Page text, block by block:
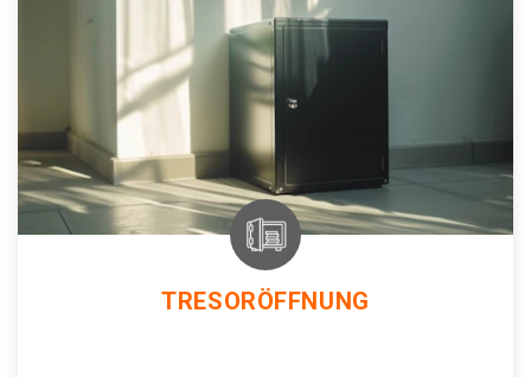
TRESORÖFFNUNG